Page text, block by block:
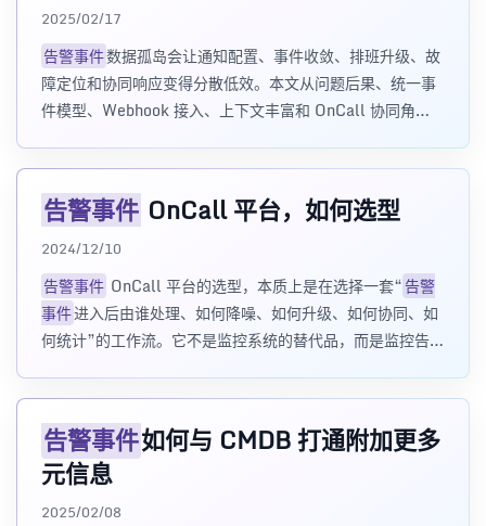
2025/02/17
告警事件数据孤岛会让通知配置、事件收敛、排班升级、故
障定位和协同响应变得分散低效。本文从问题后果、统一事
件模型、Webhook 接入、上下文丰富和 OnCall 协同角
告警事件 OnCall 平台，如何选型
2024/12/10
告警事件 OnCall 平台的选型，本质上是在选择一套“告警
事件进入后由谁处理、如何降噪、如何升级、如何协同、如
何统计”的工作流。它不是监控系统的替代品，而是监控告警
告警事件如何与 CMDB 打通附加更多
元信息
2025/02/08